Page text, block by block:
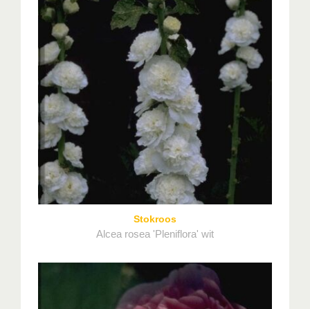
Stokroos
Alcea rosea 'Pleniflora' wit